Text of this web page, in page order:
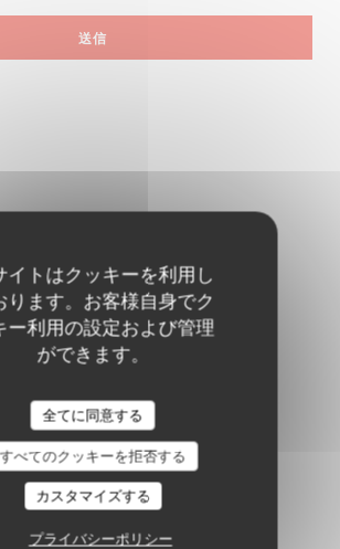
イトはクッキーを利用し
ります。お客様自身でク
ー利用の設定および管理
ができます。
全てに同意する
すべてのクッキーを拒否する
カスタマイズする
プライバシーポリシー
BAR RESTAURANT
統料理, ビストロノミーク